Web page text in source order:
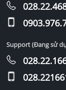
Support (Đang sử